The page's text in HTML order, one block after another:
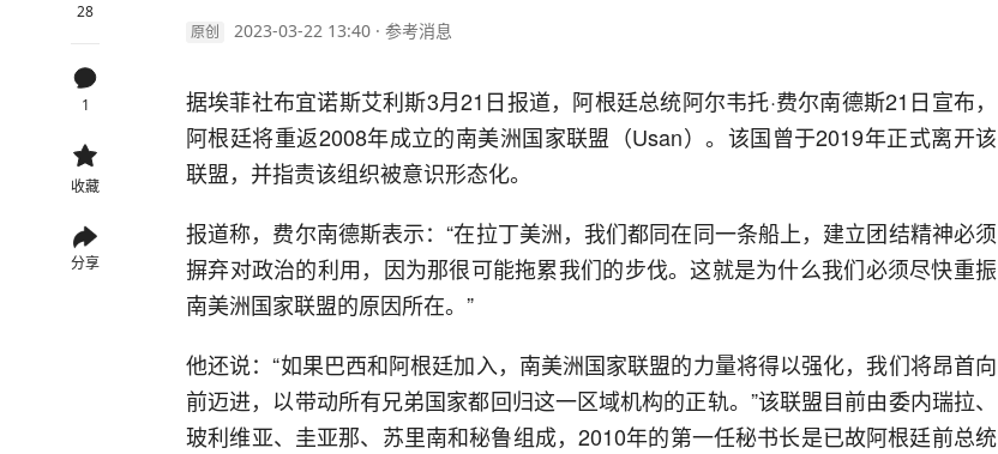
28
1
收藏
分享
原创 2023-03-22 13:40 · 参考消息
据埃菲社布宜诺斯艾利斯3月21日报道，阿根廷总统阿尔韦托·费尔南德斯21日宣布，
阿根廷将重返2008年成立的南美洲国家联盟（Usan）。该国曾于2019年正式离开该
联盟，并指责该组织被意识形态化。
报道称，费尔南德斯表示：“在拉丁美洲，我们都同在同一条船上，建立团结精神必须
摒弃对政治的利用，因为那很可能拖累我们的步伐。这就是为什么我们必须尽快重振
南美洲国家联盟的原因所在。”
他还说：“如果巴西和阿根廷加入，南美洲国家联盟的力量将得以强化，我们将昂首向
前迈进，以带动所有兄弟国家都回归这一区域机构的正轨。”该联盟目前由委内瑞拉、
玻利维亚、圭亚那、苏里南和秘鲁组成，2010年的第一任秘书长是已故阿根廷前总统